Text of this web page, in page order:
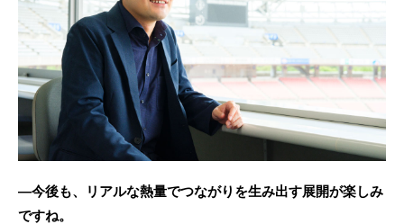
―今後も、リアルな熱量でつながりを生み出す展開が楽しみ
ですね。